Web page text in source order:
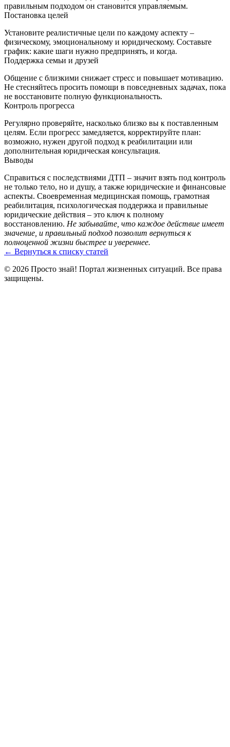
правильным подходом он становится управляемым.
Постановка целей
Установите реалистичные цели по каждому аспекту –
физическому, эмоциональному и юридическому. Составьте
график: какие шаги нужно предпринять, и когда.
Поддержка семьи и друзей
Общение с близкими снижает стресс и повышает мотивацию.
Не стесняйтесь просить помощи в повседневных задачах, пока
не восстановите полную функциональность.
Контроль прогресса
Регулярно проверяйте, насколько близко вы к поставленным
целям. Если прогресс замедляется, корректируйте план:
возможно, нужен другой подход к реабилитации или
дополнительная юридическая консультация.
Выводы
Справиться с последствиями ДТП – значит взять под контроль
не только тело, но и душу, а также юридические и финансовые
аспекты. Своевременная медицинская помощь, грамотная
реабилитация, психологическая поддержка и правильные
юридические действия – это ключ к полному
восстановлению. Не забывайте, что каждое действие имеет
значение, и правильный подход позволит вернуться к
полноценной жизни быстрее и увереннее.
← Вернуться к списку статей
© 2026 Просто знай! Портал жизненных ситуаций. Все права
защищены.